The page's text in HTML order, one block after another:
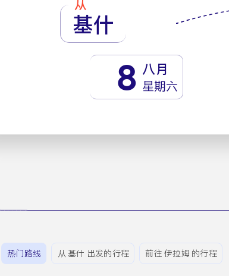
从
基什
8 八月
星期六
热门路线 从 基什 出发的行程 前往 伊拉姆 的行程